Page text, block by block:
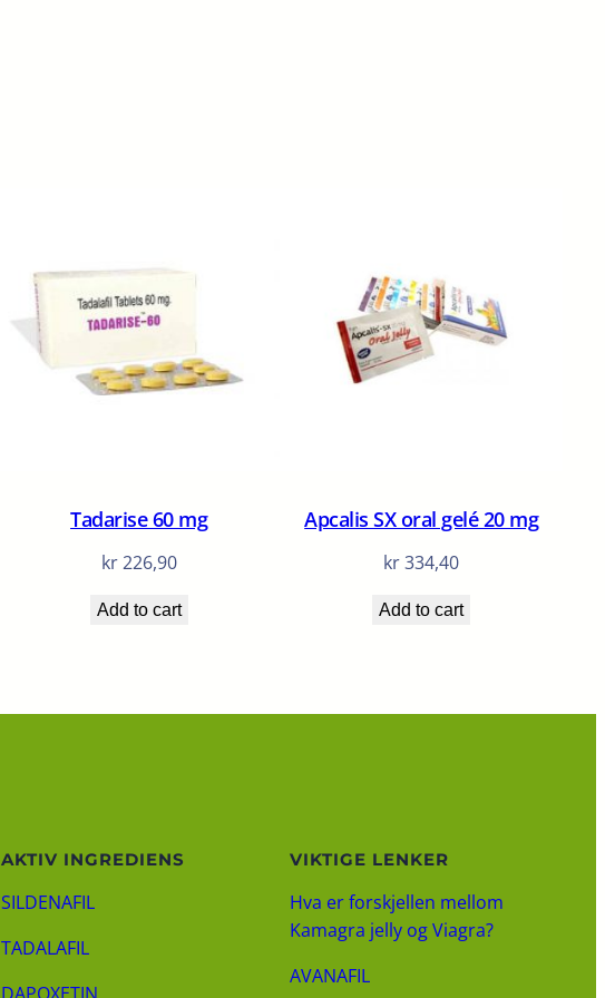
Tadarise 60 mg
kr226,90
Add to cart
Apcalis SX oral gelé 20 mg
kr334,40
Add to cart
AKTIV INGREDIENS
SILDENAFIL
TADALAFIL
DAPOXETIN
VIKTIGE LENKER
Hva er forskjellen mellom
Kamagra jelly og Viagra?
AVANAFIL